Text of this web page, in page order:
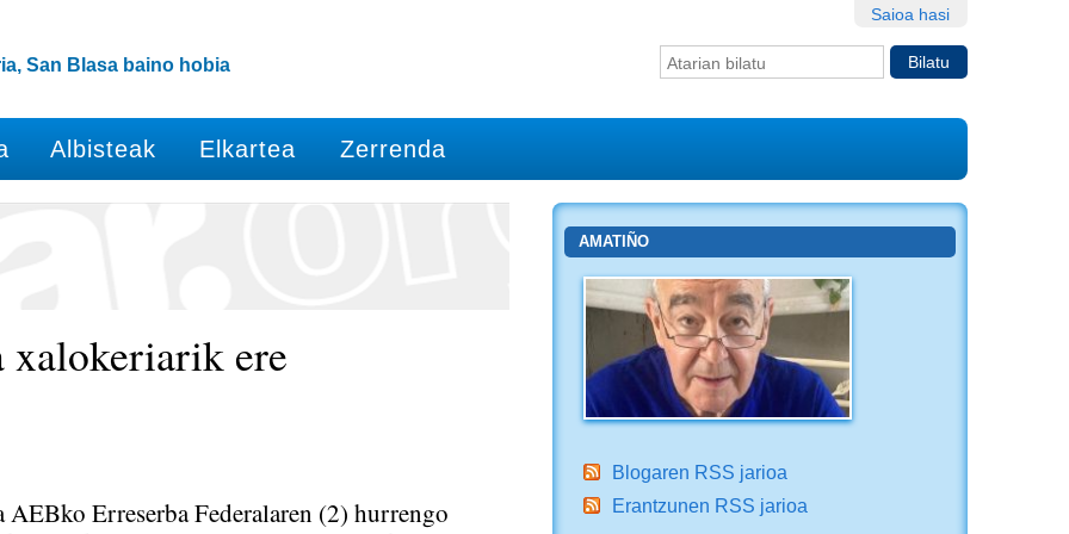
Saioa hasi
Bilatu atarian
San Blasa baino hobia
Albisteak Elkartea Zerrenda
xalokeriarik ere
Erreserba Federalaren (2) hurrengo
AMATIÑO
Blogaren RSS jarioa
Erantzunen RSS jarioa